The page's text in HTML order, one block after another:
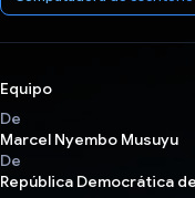
Equipo
De
Marcel Nyembo Musuyu
De
República Democrática